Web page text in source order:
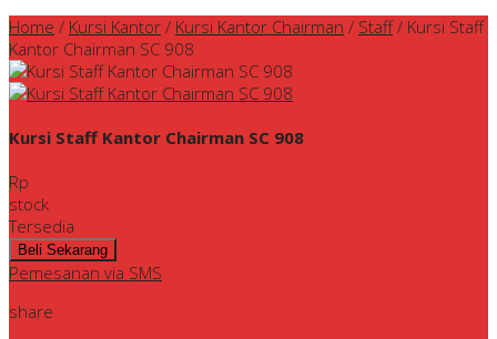
Home / Kursi Kantor / Kursi Kantor Chairman / Staff/ Kursi Staff
Kantor Chairman SC 908
Kursi Staff Kantor Chairman SC 908
Rp
stock
Tersedia
Pemesanan via SMS
share